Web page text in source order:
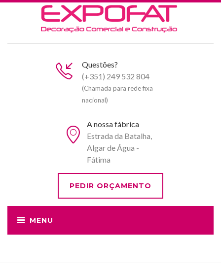
Questões?
(+351) 249 532 804
(Chamada para rede fixa
nacional)
A nossa fábrica
Estrada da Batalha,
Algar de Água -
Fátima
PEDIR ORÇAMENTO